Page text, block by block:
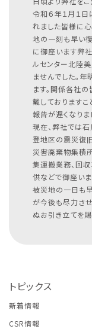
令和６年１月１
れました皆様に
地の一刻も早い
に御座います弊社
ルセンター北陸
ませんでした。
ます。関係各社
戴しておりますこ
報告が遅くなりま
現在、弊社では
登地区の震災復旧
災害廃棄物集積
集運搬業務、回収
供などで御座いま
被災地の一日も
が今後も尽力さ
ぬお引き立てを賜
トピックス
新着情報
CSR情報